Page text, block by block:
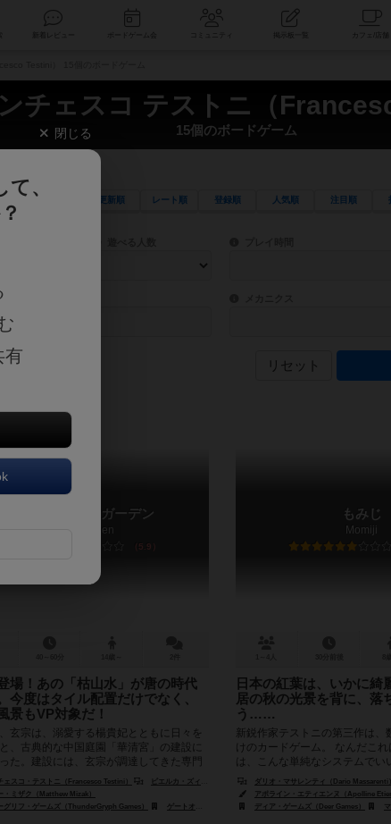
ベース コミュニティ
チェスコ テストニ（
15個のボードゲーム
更新順 レート順 登録順 人気順 注目順
リーワード検索ができます。
定して検索できます。 目安となる所要時間を指定する
登場人物などモチーフ・ストーリーを指定することができます。直感的にゲームシ
レーバー ゲーム性を構成するコアシステ
リセット
ゲノス ゲームズ（Ghenos Games）
唐苑 / タング・ガーデン
Tang Garden
5.9
場！あの「枯山水」が唐の時代
今度はタイル配置だけでなく、
景もVP対象だ！
、玄宗は、溺愛する楊貴妃とともに日々を
、古典的な中国庭園「華清宮」の建設に
った。建設には、玄宗が調達してきた専門
色の嗜好」に叶うよう、背景...
ェスコ・テストニ（Francesco Testini）
ピエルカ・ズィツィ（Pierluca Zizzi）
・ミザク（Matthew Mizak）
グリフ・ゲームズ（ThunderGryph Games）
ゲートオンゲームズ（GateOnGames）
もみじ
Momiji
日本の紅葉は、いかに綺
居の秋の光景を背に、落
う……
新鋭作家テストニの第三作は、
けのカードゲーム。 なんだこ
は、こんな単純なシステムでい
プレイ人数＋2種類...
ダリオ・マサレンティ（Dario Massarenti）
アポライン・エティエンヌ（Apolline
ディア・ゲームズ（Deer Games）
マ
閉じる
、
有